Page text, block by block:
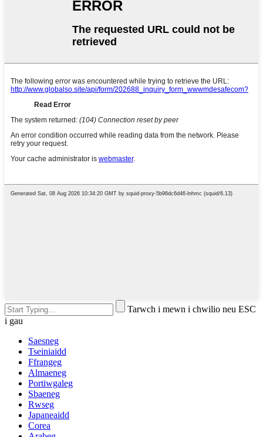
Tarwch i mewn i chwilio neu ESC
i gau
Saesneg
Tseiniaidd
Ffrangeg
Almaeneg
Portiwgaleg
Sbaeneg
Rwseg
Japaneaidd
Corea